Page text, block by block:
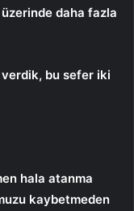
daha fazla
bu sefer iki
hala atanma
kaybetmeden